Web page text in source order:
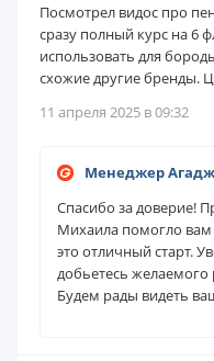
Посмотрел видос про
сразу полный курс на 6
использовать для
схожие другие бренды.
11 апреля 2025 в 09:32
Менеджер
Спасибо за доверие!
Михаила помогло вам
это отличный старт.
добьетесь желаемого
Будем рады видеть